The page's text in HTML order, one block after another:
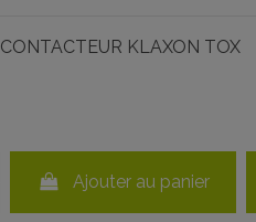
CONTACTEUR KLAXON TOX
Ajouter au panier